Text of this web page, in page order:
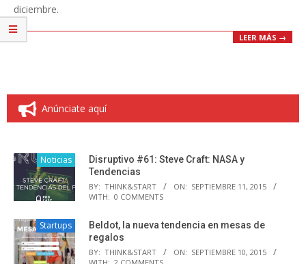
diciembre.
LEER MÁS →
Anúnciate aquí
Noticias
Disruptivo #61: Steve Craft: NASA y
Tendencias
BY: THINK&START ON: SEPTIEMBRE 11, 2015
WITH: 0 COMMENTS
Startups
Beldot, la nueva tendencia en mesas de
regalos
BY: THINK&START ON: SEPTIEMBRE 10, 2015